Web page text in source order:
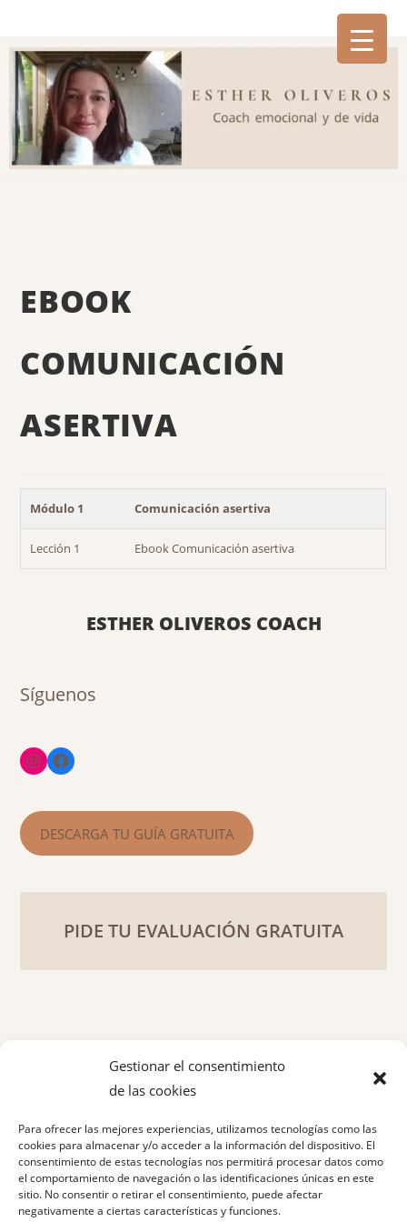
Gestionar el consentimiento
de las cookies
Para ofrecer las mejores experiencias, utilizamos tecnologías como las
cookies para almacenar y/o acceder a la información del dispositivo. El
consentimiento de estas tecnologías nos permitirá procesar datos como
el comportamiento de navegación o las identificaciones únicas en este
sitio. No consentir o retirar el consentimiento, puede afectar
negativamente a ciertas características y funciones.
EBOOK
COMUNICACIÓN
ASERTIVA
Módulo 1 Comunicación asertiva
Lección 1 Ebook Comunicación asertiva
ESTHER OLIVEROS COACH
Síguenos
DESCARGA TU GUÍA GRATUITA
PIDE TU EVALUACIÓN GRATUITA
Política de privacidad
Aviso legal
Política de cookies